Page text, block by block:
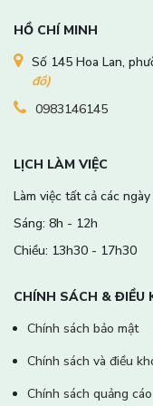
HỒ CHÍ MINH
Số 145 Hoa Lan,
đồ)
0983146145
LỊCH LÀM VIỆC
Làm việc tất cả các
Sáng: 8h - 12h
Chiều: 13h30 - 17h30
CHÍNH SÁCH & ĐIỀU
Chính sách bảo mật
Chính sách và điều
Chính sách quảng cáo